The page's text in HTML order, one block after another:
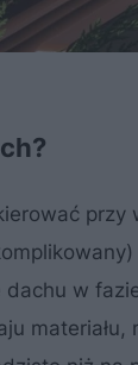
przy
dachu w